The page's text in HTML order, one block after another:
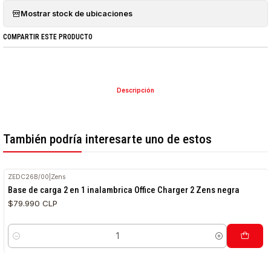
Mostrar stock de ubicaciones
COMPARTIR ESTE PRODUCTO
Descripción
También podría interesarte uno de estos
ZEDC26B/00 Zens
Base de carga 2 en 1 inalambrica Office Charger 2 Zens negra
$79.990 CLP
Cantidad